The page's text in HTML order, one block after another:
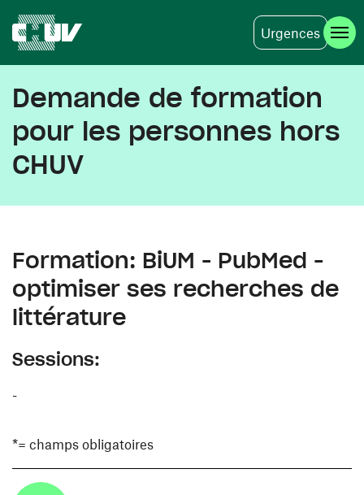
Urgences
Demande de formation
pour les personnes hors
CHUV
Formation: BiUM - PubMed -
optimiser ses recherches de
littérature
Sessions:
-
*= champs obligatoires